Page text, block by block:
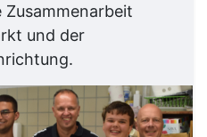
und der